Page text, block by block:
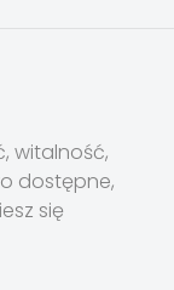
witalność,
dostępne,
się